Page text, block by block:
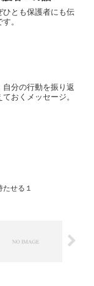
とも保護者にも伝
。
分の行動を振り返
おくメッセージ。
せる１